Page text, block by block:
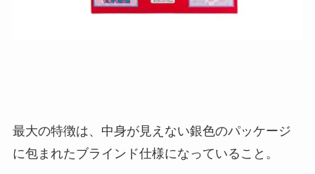
最大の特徴は、中身が見えない銀色のパッケージ
に包まれたブラインド仕様になっていること。